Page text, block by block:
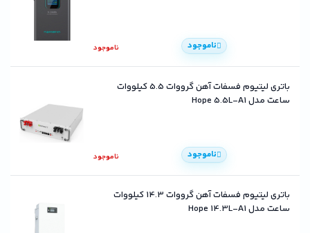
ناموجود ناموجود
باتری لیتیوم فسفات آهن گرووات 5.5 کیلووات
ساعت مدل Hope 5.5L-A1
ناموجود ناموجود
باتری لیتیوم فسفات آهن گرووات 14.3 کیلووات
ساعت مدل Hope 14.3L-A1